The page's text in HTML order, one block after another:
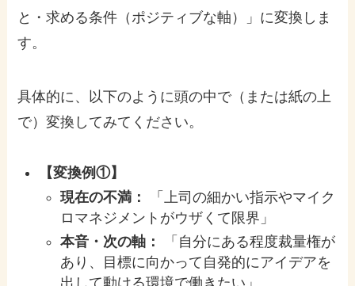
と・求める条件（ポジティブな軸）」に変換しま
す。
具体的に、以下のように頭の中で（または紙の上
で）変換してみてください。
【変換例①】
現在の不満：
「上司の細かい指示やマイク
ロマネジメントがウザくて限界」
本音・次の軸：
「自分にある程度裁量権が
あり、目標に向かって自発的にアイデアを